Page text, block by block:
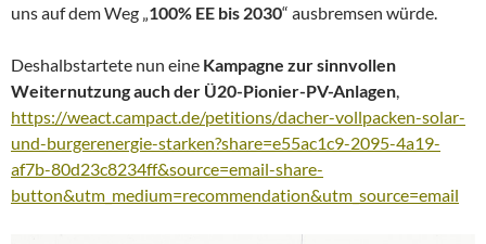
uns auf dem Weg „ 100% EE bis 2030“ ausbremsen würde.
Deshalbstartete nun eine Kampagne zur sinnvollen
Weiternutzung auch der Ü20-Pionier-PV-Anlagen
https://weact.campact.de/petitions/dacher-vollpacken-solar-
und-burgerenergie-starken?share=e55ac1c9-2095-4a19-
af7b-80d23c8234ff&source=email-share-
button&utm_medium=recommendation&utm_source=email